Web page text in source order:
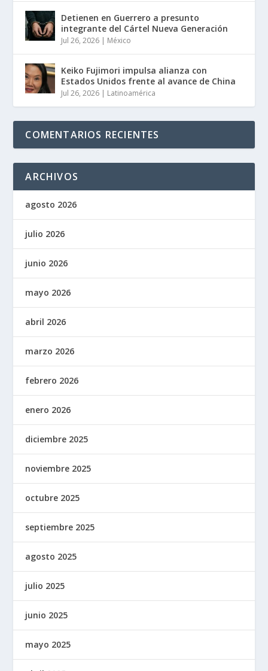
Detienen en Guerrero a presunto
integrante del Cártel Nueva Generación
Jul 26, 2026 | México
Keiko Fujimori impulsa alianza con
Estados Unidos frente al avance de China
Jul 26, 2026 | Latinoamérica
COMENTARIOS RECIENTES
ARCHIVOS
agosto 2026
julio 2026
junio 2026
mayo 2026
abril 2026
marzo 2026
febrero 2026
enero 2026
diciembre 2025
noviembre 2025
octubre 2025
septiembre 2025
agosto 2025
julio 2025
junio 2025
mayo 2025